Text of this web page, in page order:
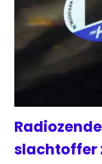
slachtoffer